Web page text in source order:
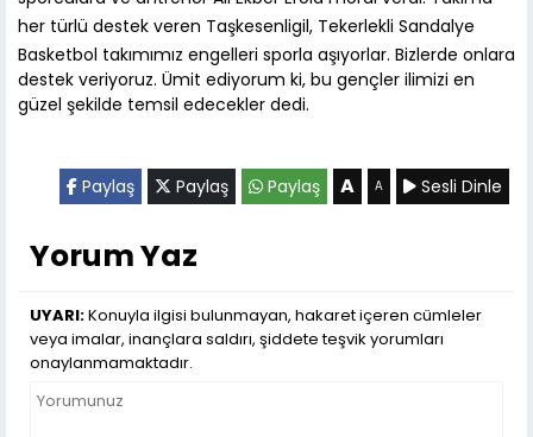
her türlü destek veren Taşkesenligil, Tekerlekli Sandalye
Basketbol takımımız engelleri sporla aşıyorlar. Bizlerde onlara
destek veriyoruz. Ümit ediyorum ki, bu gençler ilimizi en
güzel şekilde temsil edecekler dedi.
Paylaş Paylaş Paylaş A A Sesli Dinle
Yorum Yaz
UYARI:Konuyla ilgisi bulunmayan, hakaret içeren cümleler
veya imalar, inançlara saldırı, şiddete teşvik yorumları
onaylanmamaktadır.